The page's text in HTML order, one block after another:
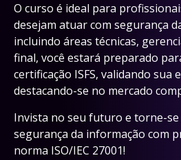
O curso é ideal para
desejam atuar com segurança
incluindo áreas técnicas,
final, você estará preparado
certificação ISFS, validando sua
destacando-se no mercado
Invista no seu futuro e torne-
segurança da informação com
norma ISO/IEC 27001!